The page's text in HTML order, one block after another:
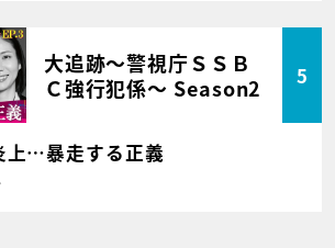
大追跡～警視庁ＳＳＢ
Ｃ強行犯係～ Season2
5
…暴走する正義